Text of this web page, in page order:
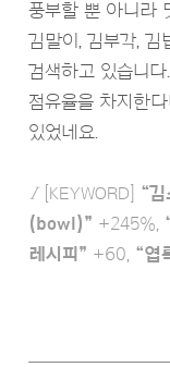
풍부할 뿐 아니라
김말이, 김부각,
검색하고 있습니
점유율을 차지한
있었네요.
Ι[KEYWORD] “
(bowl)” +245%,
레시피” +60, “엽